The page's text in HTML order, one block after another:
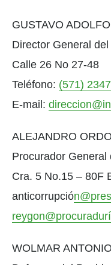
GUSTAVO
Director General
Calle 26 No 27-48
Teléfono: (571)
E-mail:
ALEJANDRO
Procurador General
Cra. 5 No.15 – 80F
anticorrupció
WOLMAR